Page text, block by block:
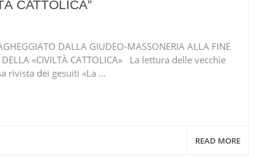
CATTOLICA”
DALLA GIUDEO-MASSONERIA ALLA FINE
DELLA «CIVILTÀ CATTOLICA» La lettura delle vecchie
rivista dei gesuiti «La ...
READ MORE